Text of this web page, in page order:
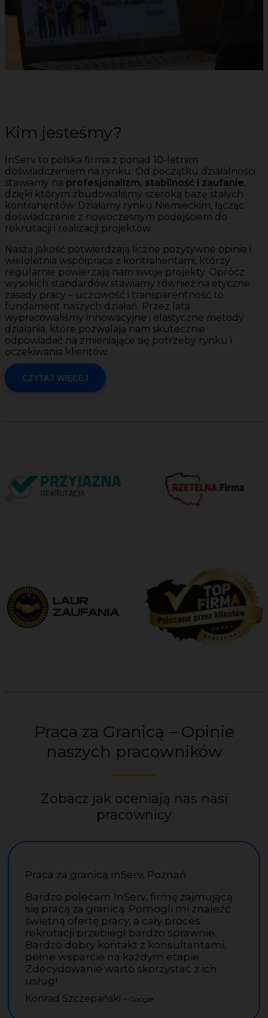
Kim jesteśmy?
InServ to polska firma z ponad 10-letnim
doświadczeniem na rynku. Od początku działalności
stawiamy na profesjonalizm, stabilność i zaufanie,
dzięki którym zbudowaliśmy szeroką bazę stałych
kontrahentów. Działamy rynku Niemieckim, łącząc
doświadczenie z nowoczesnym podejściem do
rekrutacji i realizacji projektów.
Naszą jakość potwierdzają liczne pozytywne opinie i
wieloletnia współpraca z kontrahentami, którzy
regularnie powierzają nam swoje projekty. Oprócz
wysokich standardów stawiamy również na etyczne
zasady pracy – uczciwość i transparentność to
fundament naszych działań. Przez lata
wypracowaliśmy innowacyjne i elastyczne metody
działania, które pozwalają nam skutecznie
odpowiadać na zmieniające się potrzeby rynku i
oczekiwania klientów.
CZYTAJ WIĘCEJ
Praca za Granicą – Opinie
naszych pracowników
Zobacz jak oceniają nas nasi
pracownicy
Praca za granicą InServ, Poznań
Bardzo polecam InServ, firmę zajmującą
się pracą za granicą. Pomogli mi znaleźć
świetną ofertę pracy, a cały proces
rekrutacji przebiegł bardzo sprawnie.
Bardzo dobry kontakt z konsultantami,
pełne wsparcie na każdym etapie.
Zdecydowanie warto skorzystać z ich
usług!
Konrad Szczepański – Google